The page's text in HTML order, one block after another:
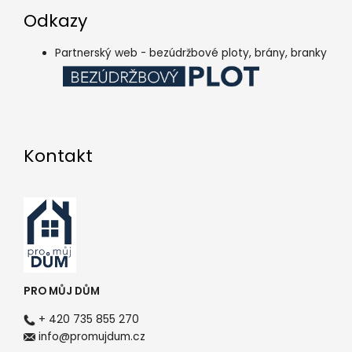
Odkazy
Partnerský web - bezúdržbové ploty, brány, branky
Kontakt
PRO MŮJ DŮM
+ 420 735 855 270
info@promujdum.cz